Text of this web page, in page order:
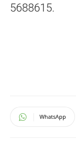
5688615.
WhatsApp